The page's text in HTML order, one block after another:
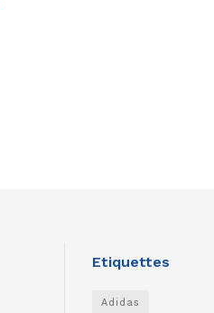
Etiquettes
Adidas